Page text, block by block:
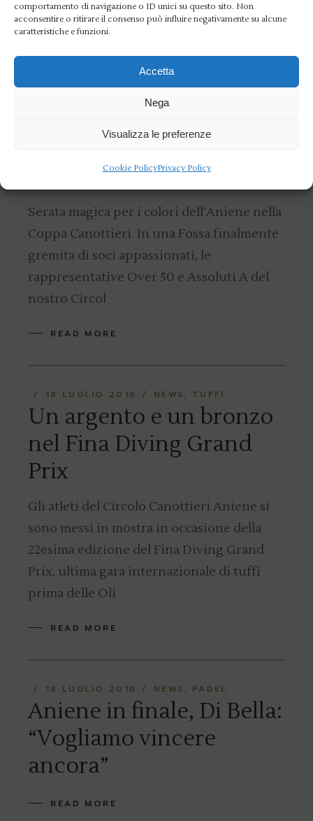
comportamento di navigazione o ID unici su questo sito. Non
acconsentire o ritirare il consenso può influire negativamente su alcune
caratteristiche e funzioni.
Accetta
Nega
Visualizza le preferenze
Cookie PolicyPrivacy Policy
sportiva “civile” più rappresent
CALCETTO
Coppa Canottieri,
A e Over 50 in finale
Serata magica per i colori dell’Aniene nella
Coppa Canottieri. In una Fossa finalmente
gremita di soci appassionati, le
rappresentative Over 50 e Assoluti A del
nostro Circol
READ MORE
18 LUGLIO 2016 NEWS TUFFI
Un argento e un bronzo
nel Fina Diving Grand
Prix
Gli atleti del Circolo Canottieri Aniene si
sono messi in mostra in occasione della
22esima edizione del Fina Diving Grand
Prix, ultima gara internazionale di tuffi
prima delle Oli
READ MORE
18 LUGLIO 2016 NEWS PADEL
Aniene in finale, Di Bella:
“Vogliamo vincere
ancora”
READ MORE